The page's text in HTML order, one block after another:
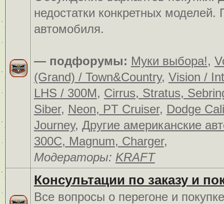
недостатки конкретных
автомобиля.
— подфорумы: Муки выбора!,
(Grand) / Town&Country, Vision /
LHS / 300M, Cirrus, Stratus,
Siber, Neon, PT Cruiser, Dodge
Journey, Другие американские
300C, Magnum, Charger,
Модераторы: KRAFT
Консультации по заказу и
Все вопросы о перегоне и